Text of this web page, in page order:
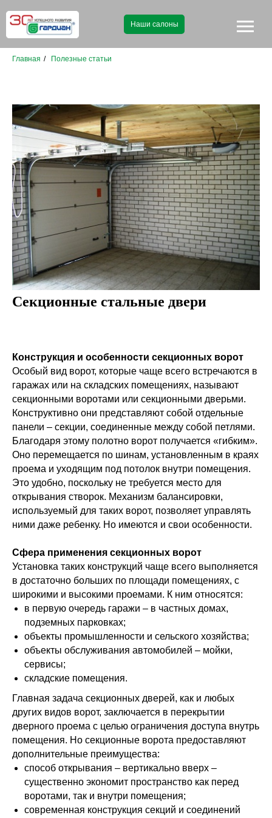
Наши салоны
Главная / Полезные статьи
Секционные стальные двери
Конструкция и особенности секционных ворот
Особый вид ворот, которые чаще всего встречаются в
гаражах или на складских помещениях, называют
секционными воротами или секционными дверьми.
Конструктивно они представляют собой отдельные
панели – секции, соединенные между собой петлями.
Благодаря этому полотно ворот получается «гибким».
Оно перемещается по шинам, установленным в краях
проема и уходящим под потолок внутри помещения.
Это удобно, поскольку не требуется место для
открывания створок. Механизм балансировки,
используемый для таких ворот, позволяет управлять
ними даже ребенку. Но имеются и свои особенности.
Сфера применения секционных ворот
Установка таких конструкций чаще всего выполняется
в достаточно больших по площади помещениях, с
широкими и высокими проемами. К ним относятся:
в первую очередь гаражи – в частных домах,
подземных парковках;
объекты промышленности и сельского хозяйства;
объекты обслуживания автомобилей – мойки,
сервисы;
складские помещения.
Главная задача секционных дверей, как и любых
других видов ворот, заключается в перекрытии
дверного проема с целью ограничения доступа внутрь
помещения. Но секционные ворота предоставляют
дополнительные преимущества:
способ открывания – вертикально вверх –
существенно экономит пространство как перед
воротами, так и внутри помещения;
современная конструкция секций и соединений